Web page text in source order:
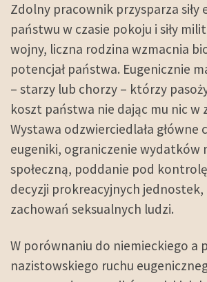
Zdolny pracownik przysparza siły
państwu w czasie pokoju i siły
wojny, liczna rodzina wzmacnia
potencjał państwa. Eugenicznie
– starzy lub chorzy – którzy
koszt państwa nie dając mu nic w
Wystawa odzwierciedlała główne
eugeniki, ograniczenie wydatków
społeczną, poddanie pod
decyzji prokreacyjnych jednostek,
zachowań seksualnych ludzi.
W porównaniu do niemieckiego a
nazistowskiego ruchu